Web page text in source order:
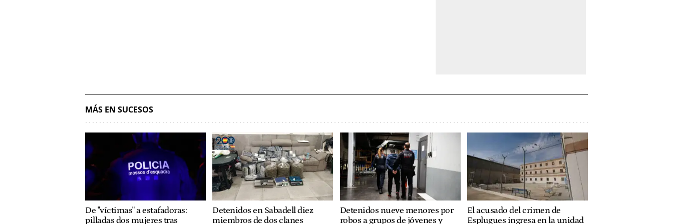
MÁS EN SUCESOS
De "víctimas" a estafadoras:
pilladas dos mujeres tras
Detenidos en Sabadell diez
miembros de dos clanes
Detenidos nueve menores por
robos a grupos de jóvenes y
El acusado del crimen de
Esplugues ingresa en la unidad